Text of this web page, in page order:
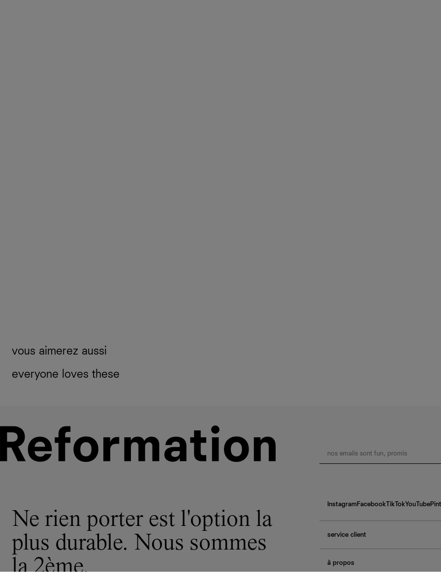
vous aimerez aussi
everyone loves these
Ne rien porter est l'option la
plus durable. Nous sommes
la 2ème.
Instagram FacebookTikTokYouTube
service client
contactez-nous
à propos